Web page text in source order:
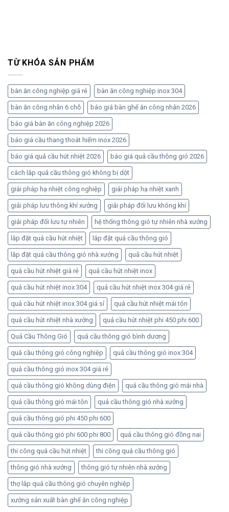
TỪ KHÓA SẢN PHẨM
bàn ăn công nghiệp giá rẻ bàn ăn công nghiệp inox 304
bàn ăn công nhân 6 chỗ báo giá bàn ghế ăn công nhân 2026
báo giá bàn ăn công nghiệp 2026
báo giá cầu thang thoát hiểm inox 2026
báo giá quả cầu hút nhiệt 2026 báo giá quả cầu thông gió 2026
cách lắp quả cầu thông gió không bị dột
giải pháp hạ nhiệt công nghiệp giải pháp hạ nhiệt xanh
giải pháp lưu thông khí xưởng giải pháp đối lưu không khí
giải pháp đối lưu tự nhiên hệ thống thông gió tự nhiên nhà xưởng
lắp đặt quả cầu hút nhiệt lắp đặt quả cầu thông gió
lắp đặt quả cầu thông gió nhà xưởng quả cầu hút nhiệt
quả cầu hút nhiệt giá rẻ quả cầu hút nhiệt inox
quả cầu hút nhiệt inox 304 quả cầu hút nhiệt inox 304 giá rẻ
quả cầu hút nhiệt inox 304 giá sỉ quả cầu hút nhiệt mái tôn
quả cầu hút nhiệt nhà xưởng quả cầu hút nhiệt phi 450 phi 600
Quả Cầu Thông Gió quả cầu thông gió bình dương
quả cầu thông gió công nghiệp quả cầu thông gió inox 304
quả cầu thông gió inox 304 giá rẻ
quả cầu thông gió không dùng điện quả cầu thông gió mái nhà
quả cầu thông gió mái tôn quả cầu thông gió nhà xưởng
quả cầu thông gió phi 450 phi 600
quả cầu thông gió phi 600 phi 800 quả cầu thông gió đồng nai
thi công quả cầu hút nhiệt thi công quả cầu thông gió
thông gió nhà xưởng thông gió tự nhiên nhà xưởng
thợ lắp quả cầu thông gió chuyên nghiệp
xưởng sản xuất bàn ghế ăn công nghiệp